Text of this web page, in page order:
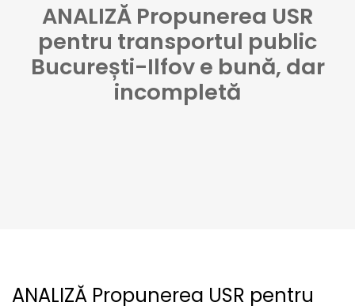
ANALIZĂ Propunerea USR
pentru transportul public
București-Ilfov e bună, dar
incompletă
ANALIZĂ Propunerea USR pentru